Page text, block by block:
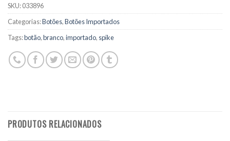
SKU:033896
Categorias:Botões,Botões Importados
Tags:botão,branco,importado, spike
PRODUTOS RELACIONADOS